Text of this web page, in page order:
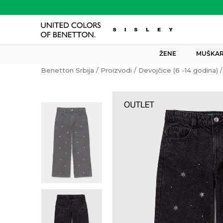
ŽENE
Benetton Srbija Proizvodi Devojčice (6 -14 godina)